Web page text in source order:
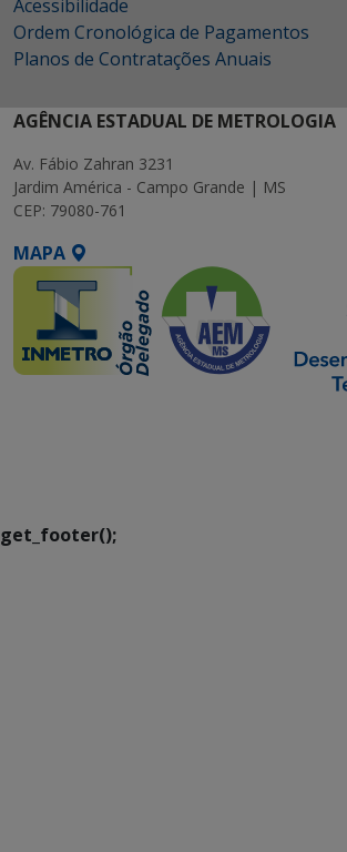
Acessibilidade
Ordem Cronológica de Pagamentos
Planos de Contratações Anuais
AGÊNCIA ESTADUAL DE METROLOGIA
Av. Fábio Zahran 3231
Jardim América - Campo Grande | MS
CEP: 79080-761
MAPA
get_footer();